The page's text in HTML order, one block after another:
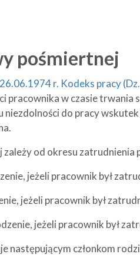
pośmiertnej
r. Kodeks pracy
pracownika w czasie trwania
niezdolności do pracy
od okresu zatrudnienia
jeżeli pracownik był
jeżeli pracownik był
jeżeli pracownik był
następującym członkom